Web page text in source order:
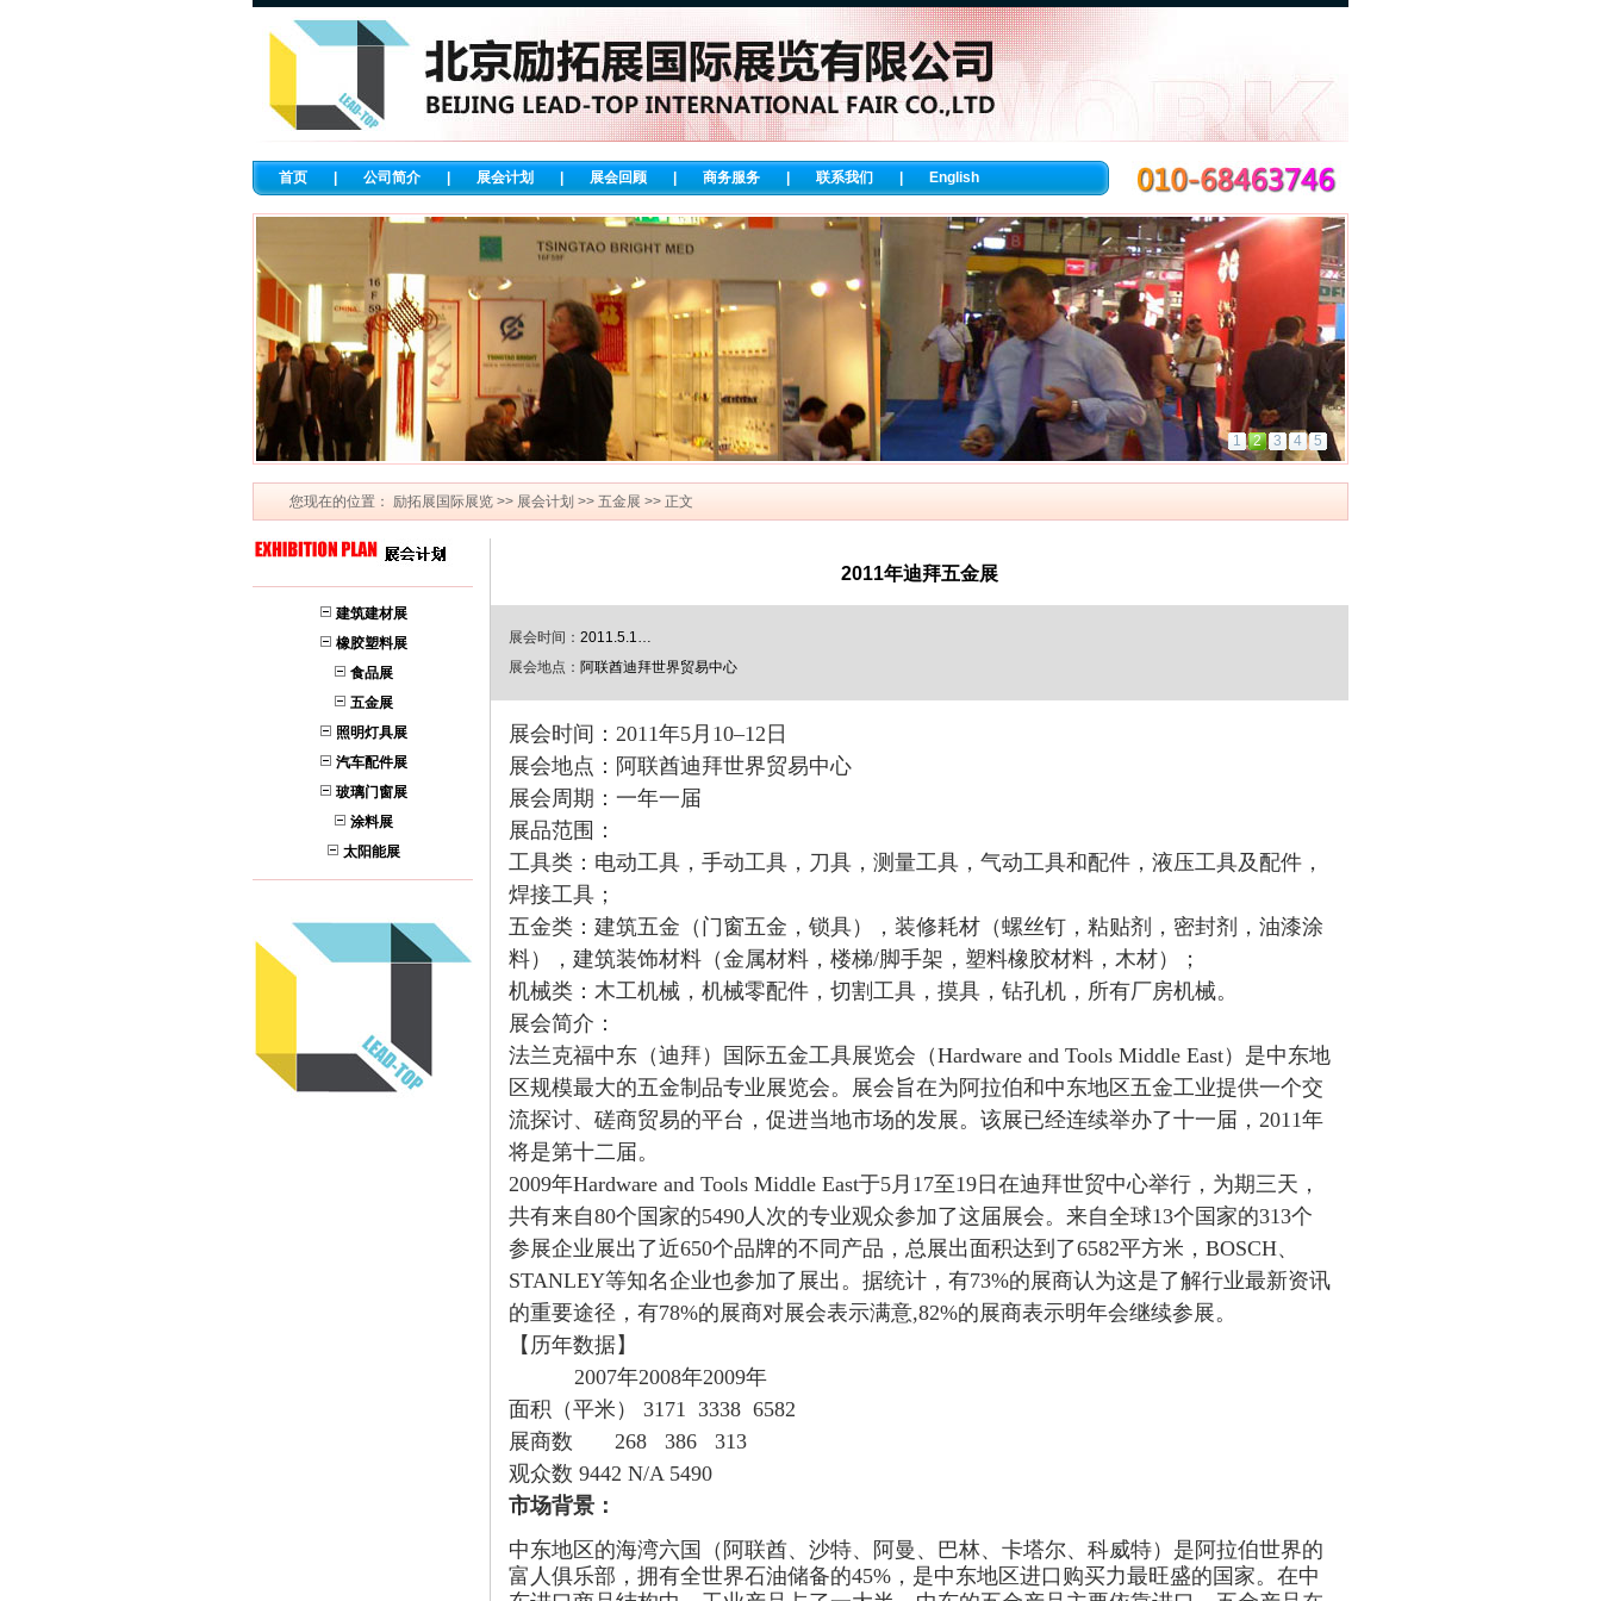
首页 公司简介 展会计划 展会回顾 商务服务 联系我们 English
1 2 3 4 5
您现在的位置： 励拓展国际展览 >> 展会计划 >> 五金展 >> 正文
建筑建材展
橡胶塑料展
食品展
五金展
照明灯具展
汽车配件展
玻璃门窗展
涂料展
太阳能展
2011年迪拜五金展
展会时间： 2011.5.1…
展会地点： 阿联酋迪拜世界贸易中心
展会时间： 2011年5月 10–12 日
展会地点：阿联酋迪拜世界贸易中心
展会周期：一年一届
展品范围：
工具类：电动工具，手动工具，刀具，测量工具，气动工具和配件，液压工具及配件，
焊接工具；
五金类：建筑五金（门窗五金，锁具），装修耗材（螺丝钉，粘贴剂，密封剂，油漆涂
料），建筑装饰材料（金属材料，楼梯/脚手架，塑料橡胶材料，木材）；
机械类：木工机械，机械零配件，切割工具，摸具，钻孔机，所有厂房机械。
展会简介：
法兰克福中东（迪拜）国际五金工具展览会（Hardware and Tools Middle East）是中东地
区规模最大的五金制品专业展览会。展会旨在为阿拉伯和中东地区五金工业提供一个交
流探讨、磋商贸易的平台，促进当地市场的发展。该展已经连续举办了十一届， 2011年
将是第十二届。
2009年Hardware and Tools Middle East于5月 17至19 日在迪拜世贸中心举行，为期三天，
共有来自80个国家的5490人次的专业观众参加了这届展会。来自全球13个国家的313个
参展企业展出了近650个品牌的不同产品，总展出面积达到了6582平方米， BOSCH、
STANLEY等知名企业也参加了展出。据统计，有73%的展商认为这是了解行业最新资讯
的重要途径，有78%的展商对展会表示满意,82%的展商表示明年会继续参展。
【历年数据】
2007年2008年2009年
面积（平米）
3171 3338 6582
展商数
268 386
313
观众数 9442 N/A 5490
市场背景：
中东地区的海湾六国（阿联酋、沙特、阿曼、巴林、卡塔尔、科威特）是阿拉伯世界的
富人俱乐部，拥有全世界石油储备的45% ，是中东地区进口购买力最旺盛的国家。在中